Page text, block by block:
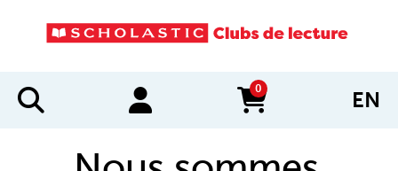
0
items in cart EN